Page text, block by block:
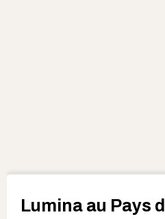
Lumina au Pays